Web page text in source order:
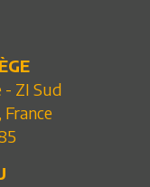
- ZI Sud